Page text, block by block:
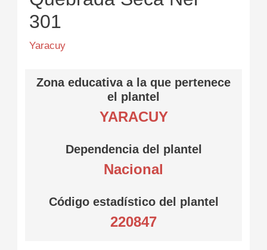
301
Yaracuy
Zona educativa a la que pertenece
el plantel
YARACUY
Dependencia del plantel
Nacional
Código estadístico del plantel
220847